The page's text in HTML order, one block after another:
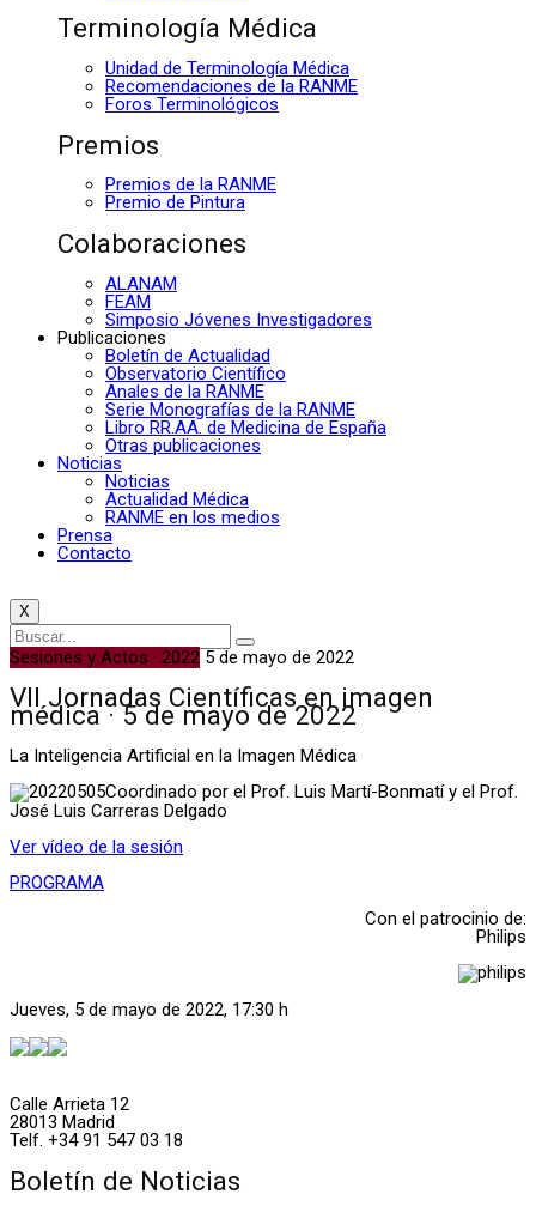
Terminología Médica
Unidad de Terminología Médica
Recomendaciones de la RANME
Foros Terminológicos
Premios
Premios de la RANME
Premio de Pintura
Colaboraciones
ALANAM
FEAM
Simposio Jóvenes Investigadores
Publicaciones
Boletín de Actualidad
Observatorio Científico
Anales de la RANME
Serie Monografías de la RANME
Libro RR.AA. de Medicina de España
Otras publicaciones
Noticias
Noticias
Actualidad Médica
RANME en los medios
Prensa
Contacto
X
Sesiones y Actos · 2022 5 de mayo de 2022
VII Jornadas Científicas en imagen
médica · 5 de mayo de 2022
La Inteligencia Artificial en la Imagen Médica
Coordinado por el Prof. Luis Martí-Bonmatí y el Prof.
José Luis Carreras Delgado
Ver vídeo de la sesión
PROGRAMA
Con el patrocinio de:
Philips
Jueves, 5 de mayo de 2022, 17:30 h
Calle Arrieta 12
28013 Madrid
Telf. +34 91 547 03 18
Boletín de Noticias